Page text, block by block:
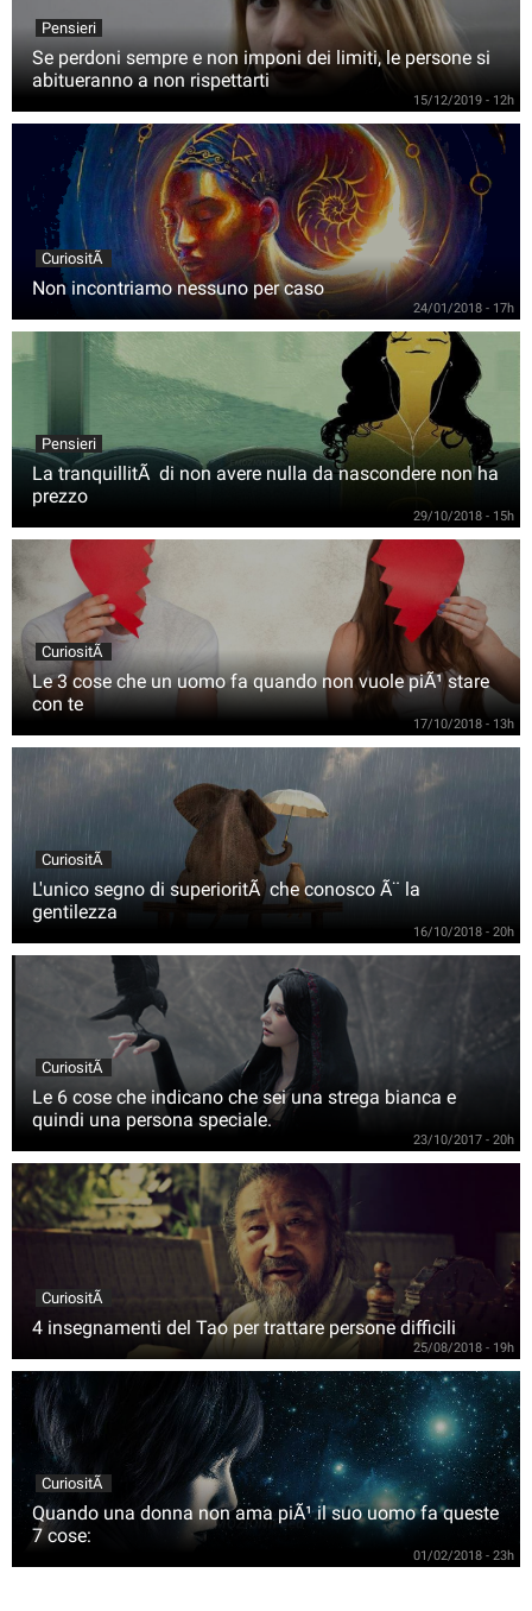
Pensieri
Se perdoni sempre e non imponi dei limiti, le persone si
abitueranno a non rispettarti
15/12/2019 - 12h
CuriositÃ
Non incontriamo nessuno per caso
24/01/2018 - 17h
Pensieri
La tranquillitÃ di non avere nulla da nascondere non ha
prezzo
29/10/2018 - 15h
CuriositÃ
Le 3 cose che un uomo fa quando non vuole piÃ¹ stare
con te
17/10/2018 - 13h
CuriositÃ
L'unico segno di superioritÃ che conosco Ã¨ la
gentilezza
16/10/2018 - 20h
CuriositÃ
Le 6 cose che indicano che sei una strega bianca e
quindi una persona speciale.
23/10/2017 - 20h
CuriositÃ
4 insegnamenti del Tao per trattare persone difficili
25/08/2018 - 19h
CuriositÃ
Quando una donna non ama piÃ¹ il suo uomo fa queste
7 cose:
01/02/2018 - 23h